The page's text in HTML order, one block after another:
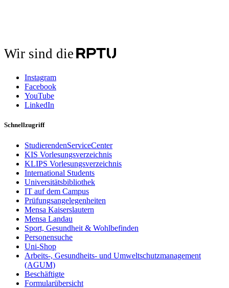
Wir sind die
Instagram
Facebook
YouTube
LinkedIn
Schnellzugriff
StudierendenServiceCenter
KIS Vorlesungsverzeichnis
KLIPS Vorlesungsverzeichnis
International Students
Universitätsbibliothek
IT auf dem Campus
Prüfungsangelegenheiten
Mensa Kaiserslautern
Mensa Landau
Sport, Gesundheit & Wohlbefinden
Personensuche
Uni-Shop
Arbeits-, Gesundheits- und Umweltschutzmanagement
(AGUM)
Beschäftigte
Formularübersicht